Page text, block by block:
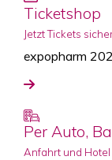
Ticketshop
Jetzt Tickets
expopharm
Per Auto,
Anfahrt und Hotel